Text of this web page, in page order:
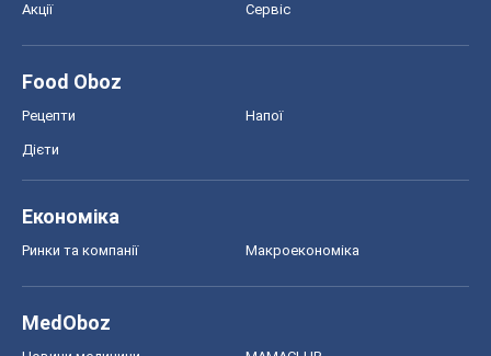
Акції Сервіс
Food Oboz
Рецепти Напої
Дієти
Економіка
Ринки та компанії Макроекономіка
MedOboz